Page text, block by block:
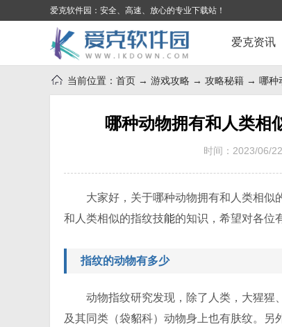
爱克软件园：安全、高速、放心的专业下载站！
爱克资讯
当前位置： 首页 → 游戏攻略 → 攻略秘籍 → 哪种
哪种动物拥有和人类相
时间：2023/06/
大家好，关于哪种动物拥有和人类相似
和人类相似的指纹技能的知识，希望对各位
指纹的动物有多少
动物指纹研究发现，除了人类，大猩猩
及其同类（袋貂科）动物身上也有肤纹。